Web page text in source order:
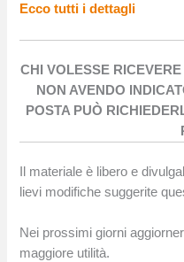
Ecco tutti i dettagli
CHI VOLESSE
NON AVENDO
POSTA PUÒ
Il materiale è libero e
lievi modifiche suggerite
Nei prossimi giorni
maggiore utilità.